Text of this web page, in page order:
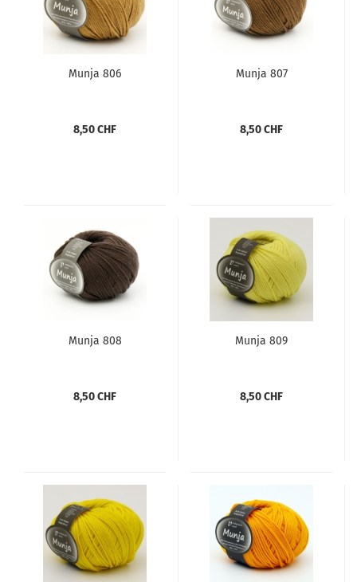
Munja 806
8,50 CHF
Munja 807
8,50 CHF
Munja 808
8,50 CHF
Munja 809
8,50 CHF